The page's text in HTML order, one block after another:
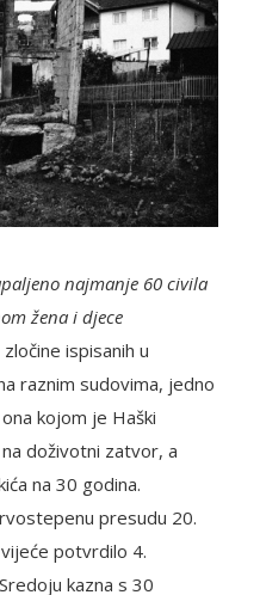
najmanje 60 civila
žena i djece
ispisanih u
raznim sudovima, jedno
kojom je Haški
doživotni zatvor, a
na 30 godina.
presudu 20.
potvrdilo 4.
kazna s 30